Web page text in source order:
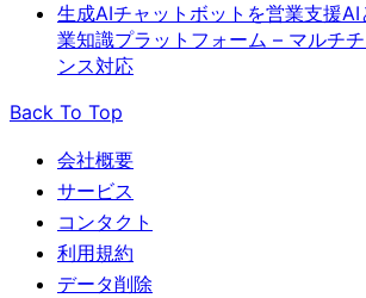
生成AIチャットボットを営業支援
業知識プラットフォーム – マルチ
ンス対応
Back To Top
会社概要
サービス
コンタクト
利用規約
データ削除